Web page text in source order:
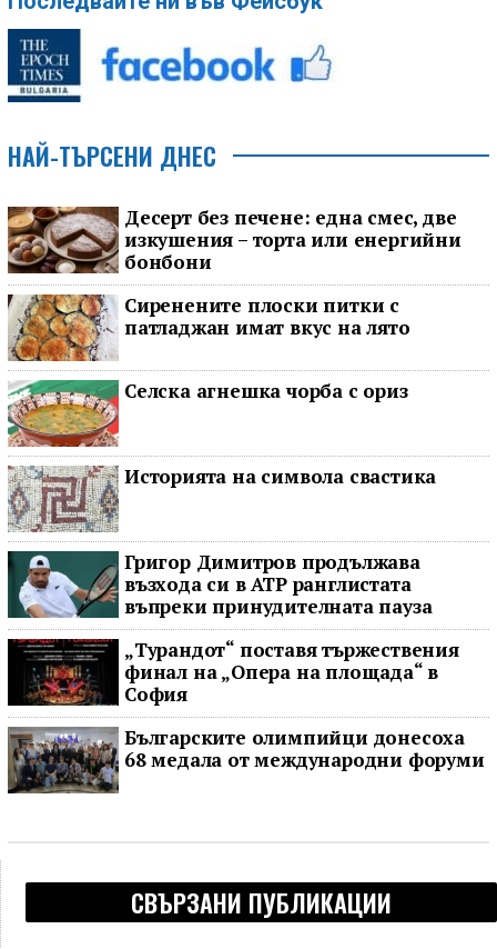
НАЙ-ТЪРСЕНИ ДНЕС
Десерт без печене: една смес, две
изкушения – торта или енергийни
бонбони
Сиренените плоски питки с
патладжан имат вкус на лято
Селска агнешка чорба с ориз
Историята на символа свастика
Григор Димитров продължава
възхода си в ATP ранглистата
въпреки принудителната пауза
„Турандот“ поставя тържествения
финал на „Опера на площада“ в
София
Българските олимпийци донесоха
68 медала от международни форуми
СВЪРЗАНИ ПУБЛИКАЦИИ